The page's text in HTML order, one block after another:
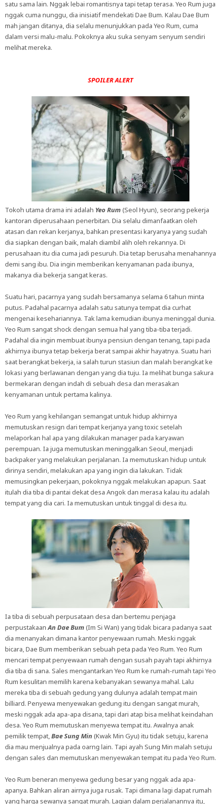
satu sama lain. Nggak lebai romantisnya tapi tetap terasa. Yeo Rum juga
nggak cuma nunggu, dia inisiatif mendekati Dae Bum. Kalau Dae Bum
mah jangan ditanya, dia selalu menunjukkan pada Yeo Rum, cuma
dalam versi malu-malu. Pokoknya aku suka senyam senyum sendiri
melihat mereka.
SPOILER ALERT
Tokoh utama drama ini adalah Yeo Rum (Seol Hyun), seorang pekerja
kantoran diperusahaan penerbitan. Dia selalu dimanfaatkan oleh
atasan dan rekan kerjanya, bahkan presentasi karyanya yang sudah
dia siapkan dengan baik, malah diambil alih oleh rekannya. Di
perusahaan itu dia cuma jadi pesuruh. Dia tetap berusaha menahannya
demi sang ibu. Dia ingin memberikan kenyamanan pada ibunya,
makanya dia bekerja sangat keras.
Suatu hari, pacarnya yang sudah bersamanya selama 6 tahun minta
putus. Padahal pacarnya adalah satu satunya tempat dia curhat
mengenai kesehariannya. Tak lama kemudian ibunya meninggal dunia.
Yeo Rum sangat shock dengan semua hal yang tiba-tiba terjadi.
Padahal dia ingin membuat ibunya pensiun dengan tenang, tapi pada
akhirnya ibunya tetap bekerja berat sampai akhir hayatnya. Suatu hari
saat berangkat bekerja, ia salah turun stasiun dan malah berangkat ke
lokasi yang berlawanan dengan yang dia tuju. Ia melihat bunga sakura
bermekaran dengan indah di sebuah desa dan merasakan
kenyamanan untuk pertama kalinya.
Yeo Rum yang kehilangan semangat untuk hidup akhirnya
memutuskan resign dari tempat kerjanya yang toxic setelah
melaporkan hal apa yang dilakukan manager pada karyawan
perempuan. Ia juga memutuskan meninggalkan Seoul, menjadi
backpaker yang melakukan perjalanan. Ia memutuskan hidup untuk
dirinya sendiri, melakukan apa yang ingin dia lakukan. Tidak
memusingkan pekerjaan, pokoknya nggak melakukan apapun. Saat
itulah dia tiba di pantai dekat desa Angok dan merasa kalau itu adalah
tempat yang dia cari. Ia memutuskan untuk tinggal di desa itu.
Ia tiba di sebuah perpusataan desa dan bertemu penjaga
perpustakaanAn Dae Bum (Im Si Wan) yang tidak bicara padanya saat
dia menanyakan dimana kantor penyewaan rumah. Meski nggak
bicara, Dae Bum memberikan sebuah peta pada Yeo Rum. Yeo Rum
mencari tempat penyewaan rumah dengan susah payah tapi akhirnya
dia tiba di sana. Sales mengantarkan Yeo Rum ke rumah-rumah tapi Yeo
Rum kesulitan memilih karena kebanyakan sewanya mahal. Lalu
mereka tiba di sebuah gedung yang dulunya adalah tempat main
billiard. Penyewa menyewakan gedung itu dengan sangat murah,
meski nggak ada apa-apa disana, tapi dari atap bisa melihat keindahan
desa. Yeo Rum memutuskan menyewa tempat itu. Awalnya anak
pemilik tempat,Bae Sung Min (Kwak Min Gyu) itu tidak setuju, karena
dia mau menjualnya pada oarng lain. Tapi ayah Sung Min malah setuju
dengan sales dan memutuskan menyewakan tempat itu pada Yeo Rum.
Yeo Rum beneran menyewa gedung besar yang nggak ada apa-
apanya. Bahkan aliran airnya juga rusak. Tapi dimana lagi dapat rumah
yang harga sewanya sangat murah. Lagian dalam perjalanannya itu,